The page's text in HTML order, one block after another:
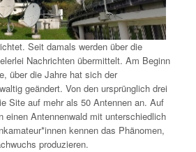
Seit damals werden über die
Nachrichten übermittelt. Am Beginn
über die Jahre hat sich der
geändert. Von den ursprünglich drei
Site auf mehr als 50 Antennen an. Auf
einen Antennenwald mit unterschiedlich
kennen das Phänomen,
produzieren.